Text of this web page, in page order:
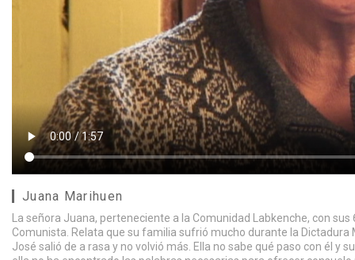
Juana Marihuen
La señora Juana, perteneciente a la Comunidad Labkenche, con
Comunista. Relata que su familia sufrió mucho durante la
José salió de a rasa y no volvió más. Ella no sabe qué paso con él y